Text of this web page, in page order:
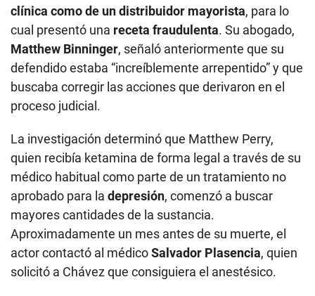
clínica como de un distribuidor mayorista, para lo
cual presentó una receta fraudulenta. Su abogado,
Matthew Binninger, señaló anteriormente que su
defendido estaba “increíblemente arrepentido” y que
buscaba corregir las acciones que derivaron en el
proceso judicial.
La investigación determinó que Matthew Perry,
quien recibía ketamina de forma legal a través de su
médico habitual como parte de un tratamiento no
aprobado para la depresión, comenzó a buscar
mayores cantidades de la sustancia.
Aproximadamente un mes antes de su muerte, el
actor contactó al médicoSalvador Plasencia, quien
solicitó a Chávez que consiguiera el anestésico.